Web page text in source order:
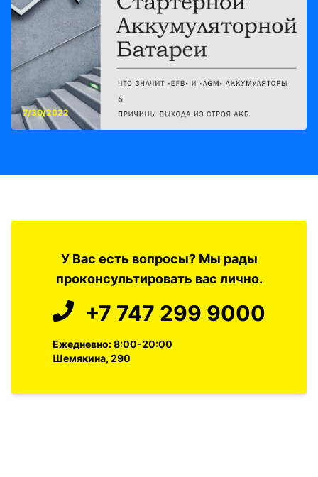
7/30/2022
У Вас есть вопросы? Мы рады
проконсультировать вас лично.
+7 747 299 9000
Ежедневно: 8:00-20:00
Шемякина, 290